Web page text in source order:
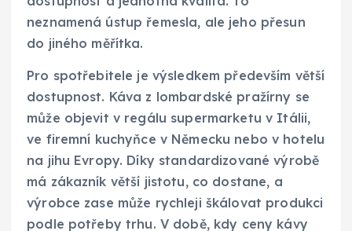
neznamená ústup řemesla, ale jeho přesun
do jiného měřítka.
Pro spotřebitele je výsledkem především větší
dostupnost. Káva z lombardské pražírny se
může objevit v regálu supermarketu v Itálii,
ve firemní kuchyňce v Německu nebo v hotelu
na jihu Evropy. Díky standardizované výrobě
má zákazník větší jistotu, co dostane, a
výrobce zase může rychleji škálovat produkci
podle potřeby trhu. V době, kdy ceny kávy